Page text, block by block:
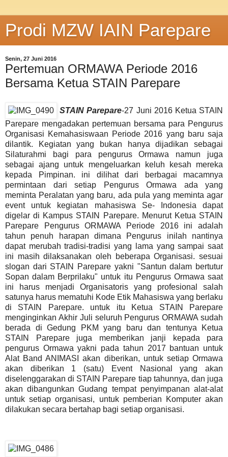
Prodi MZW IAIN Parepare
Senin, 27 Juni 2016
Pertemuan ORMAWA Periode 2016
Bersama Ketua STAIN Parepare
STAIN Parepare-27 Juni 2016 Ketua STAIN
Parepare mengadakan pertemuan bersama para Pengurus
Organisasi Kemahasiswaan Periode 2016 yang baru saja
dilantik. Kegiatan yang bukan hanya dijadikan sebagai
Silaturahmi bagi para pengurus Ormawa namun juga
sebagai ajang untuk mengeluarkan keluh kesah mereka
kepada Pimpinan. ini dilihat dari berbagai macamnya
permintaan dari setiap Pengurus Ormawa ada yang
meminta Peralatan yang baru, ada pula yang meminta agar
event untuk kegiatan mahasiswa Se- Indonesia dapat
digelar di Kampus STAIN Parepare. Menurut Ketua STAIN
Parepare Pengurus ORMAWA Periode 2016 ini adalah
tahun penuh harapan dimana Pengurus inilah nantinya
dapat merubah tradisi-tradisi yang lama yang sampai saat
ini masih dilaksanakan oleh beberapa Organisasi. sesuai
slogan dari STAIN Parepare yakni "Santun dalam bertutur
Sopan dalam Berprilaku" untuk itu Pengurus Ormawa saat
ini harus menjadi Organisatoris yang profesional salah
satunya harus mematuhi Kode Etik Mahasiswa yang berlaku
di STAIN Parepare. untuk itu Ketua STAIN Parepare
menginginkan Akhir Juli seluruh Pengurus ORMAWA sudah
berada di Gedung PKM yang baru dan tentunya Ketua
STAIN Parepare juga memberikan janji kepada para
pengurus Ormawa yakni pada tahun 2017 bantuan untuk
Alat Band ANIMASI akan diberikan, untuk setiap Ormawa
akan diberikan 1 (satu) Event Nasional yang akan
diselenggarakan di STAIN Parepare tiap tahunnya, dan juga
akan dibangunkan Gudang tempat penyimpanan alat-alat
untuk setiap organisasi, untuk pemberian Komputer akan
dilakukan secara bertahap bagi setiap organisasi.